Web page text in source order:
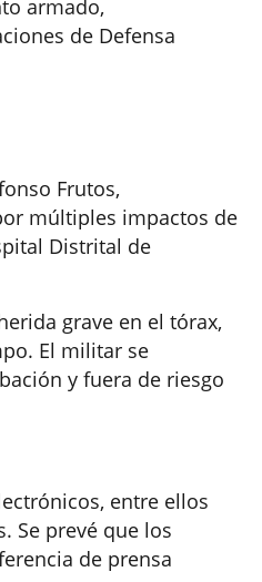
armado,
de Defensa
Frutos,
múltiples impactos de
Distrital de
grave en el tórax,
El militar se
y fuera de riesgo
entre ellos
Se prevé que los
de prensa